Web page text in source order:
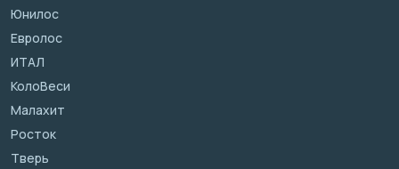
Юнилос
Евролос
ИТАЛ
КолоВеси
Малахит
Росток
Тверь